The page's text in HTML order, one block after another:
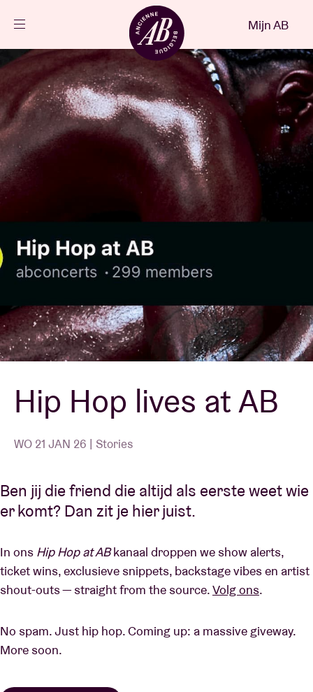
NL
Agenda
Projecten
Nieuws
Bezoekersinfo
AB ❤ you
Zaalhuur
BRDCST
ABtv
Concertcheque
Contact
Mijn AB
Hip Hop lives at AB
WO 21 JAN 26 | Stories
Ben jij die friend die altijd als eerste weet wie
er komt? Dan zit je hier juist.
In ons Hip Hop at ABkanaal droppen we show alerts,
ticket wins, exclusieve snippets, backstage vibes en artist
shout-outs — straight from the source.Volg ons.
No spam. Just hip hop. Coming up: a massive giveway.
More soon.